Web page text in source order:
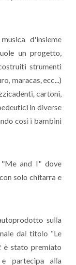
d'insieme
un progetto,
strumenti
maracas, ecc...)
cartoni,
in diverse
così i bambini
and I" dove
solo chitarra e
sulla
dal titolo “Le
è stato premiato
partecipa alla